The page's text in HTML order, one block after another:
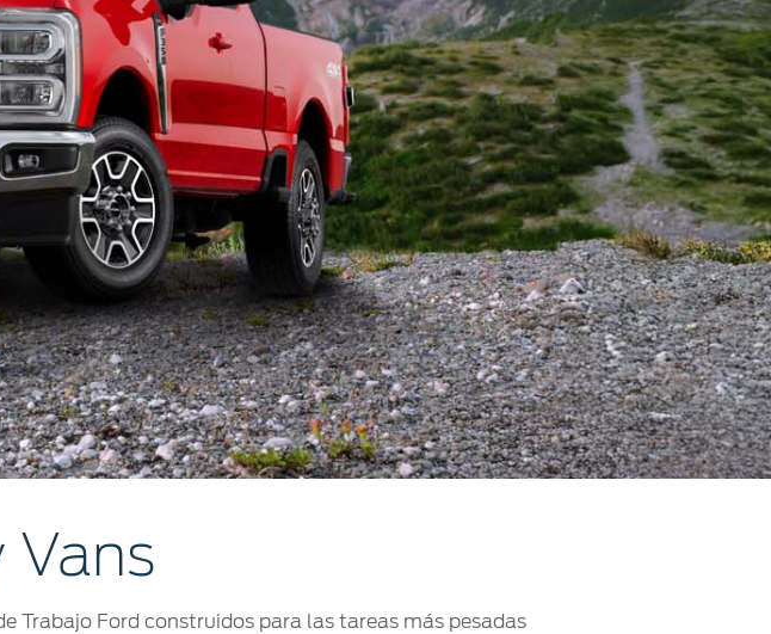
Vans
Trabajo Ford construidos para las tareas más pesadas